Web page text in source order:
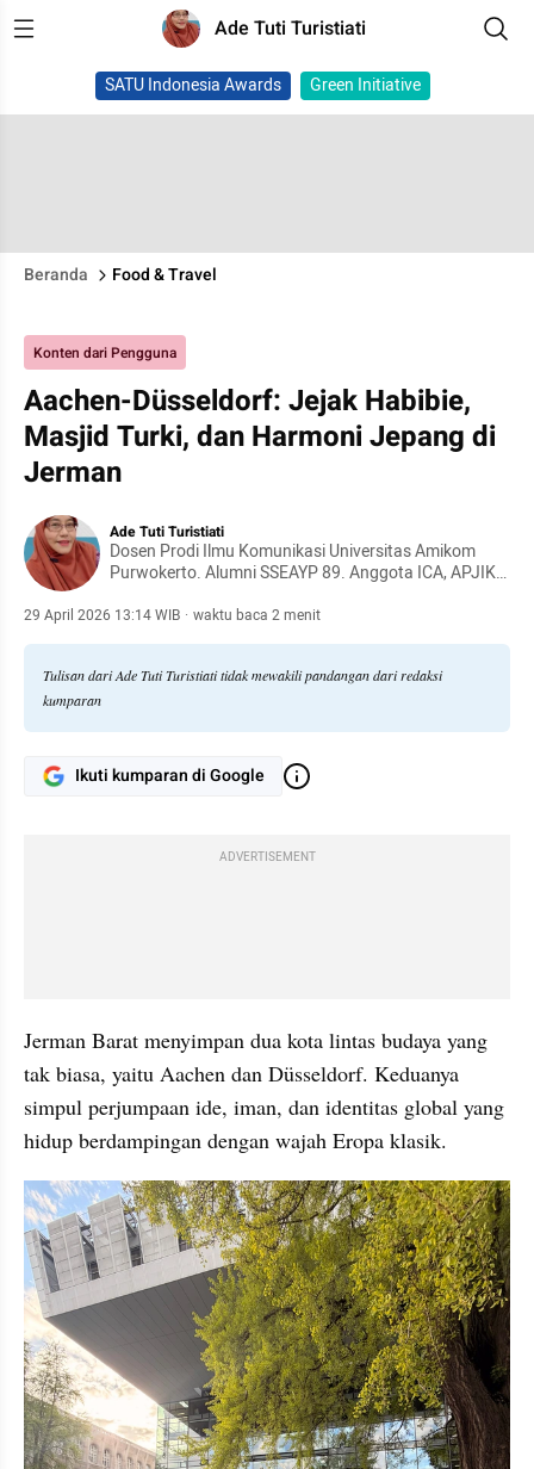
Ade Tuti Turistiati
SATU Indonesia Awards Green Initiative
Beranda Food & Travel
Konten dari Pengguna
Aachen-Düsseldorf: Jejak Habibie,
Masjid Turki, dan Harmoni Jepang di
Jerman
Ade Tuti Turistiati
Dosen Prodi Ilmu Komunikasi Universitas Amikom
Purwokerto. Alumni SSEAYP 89. Anggota ICA, APJIKI,
budaya, pendidikan, dan masalah-masalah sosial
29 April 2026 13:14 WIB · waktu baca 2 menit
Tulisan dari Ade Tuti Turistiati tidak mewakili pandangan dari redaksi
kumparan
Ikuti kumparan di Google
ADVERTISEMENT
Jerman Barat menyimpan dua kota lintas budaya yang
tak biasa, yaitu Aachen dan Düsseldorf. Keduanya
simpul perjumpaan ide, iman, dan identitas global yang
hidup berdampingan dengan wajah Eropa klasik.